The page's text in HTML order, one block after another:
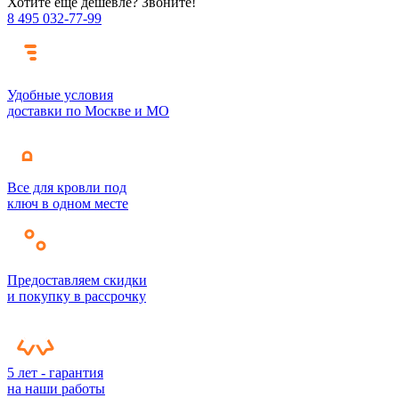
8 495 032-77-99
Удобные условия
доставки по Москве и МО
Все для кровли под
ключ в одном месте
Предоставляем скидки
и покупку в рассрочку
5 лет - гарантия
на наши работы